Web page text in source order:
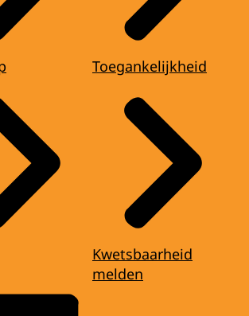
Toegankelijkheid
Kwetsbaarheid
melden